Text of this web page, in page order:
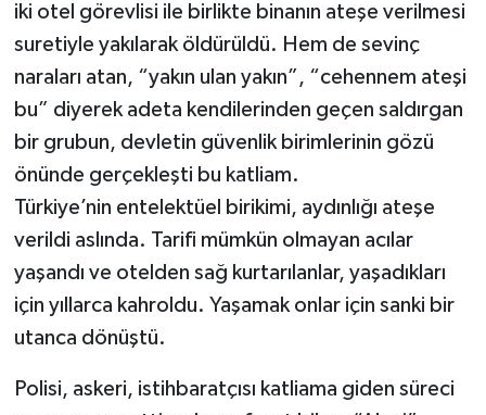
iki otel görevlisi ile birlikte binanın ateşe verilmesi
suretiyle yakılarak öldürüldü. Hem de sevinç
naraları atan, “yakın ulan yakın”, “cehennem ateşi
bu” diyerek adeta kendilerinden geçen saldırgan
bir grubun, devletin güvenlik birimlerinin gözü
önünde gerçekleşti bu katliam.
Türkiye’nin entelektüel birikimi, aydınlığı ateşe
verildi aslında. Tarifi mümkün olmayan acılar
yaşandı ve otelden sağ kurtarılanlar, yaşadıkları
için yıllarca kahroldu. Yaşamak onlar için sanki bir
utanca dönüştü.
Polisi, askeri, istihbaratçısı katliama giden süreci